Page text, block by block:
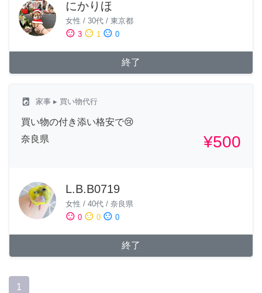
にかりほ
女性 / 30代 / 東京都
sentiment_satisfied 3 sentiment_neutral 1 sentiment_dissatisfied 0
終了
local_laundry_service 家事 ▸ 買い物代行
買い物の付き添い格安で😢
奈良県
¥500
L.B.B0719
女性 / 40代 / 奈良県
sentiment_satisfied 0 sentiment_neutral 0 sentiment_dissatisfied 0
終了
1